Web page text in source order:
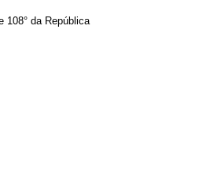
108° da República